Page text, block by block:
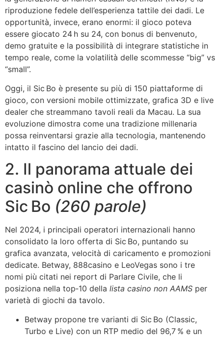
riproduzione fedele dell’esperienza tattile dei dadi. Le
opportunità, invece, erano enormi: il gioco poteva
essere giocato 24 h su 24, con bonus di benvenuto,
demo gratuite e la possibilità di integrare statistiche in
tempo reale, come la volatilità delle scommesse “big” vs
“small”.
Oggi, il Sic Bo è presente su più di 150 piattaforme di
gioco, con versioni mobile ottimizzate, grafica 3D e live
dealer che streammano tavoli reali da Macau. La sua
evoluzione dimostra come una tradizione millenaria
possa reinventarsi grazie alla tecnologia, mantenendo
intatto il fascino del lancio dei dadi.
2. Il panorama attuale dei
casinò online che offrono
Sic Bo (260 parole)
Nel 2024, i principali operatori internazionali hanno
consolidato la loro offerta di Sic Bo, puntando su
grafica avanzata, velocità di caricamento e promozioni
dedicate. Betway, 888casino e LeoVegas sono i tre
nomi più citati nei report di Parlare Civile, che li
posiziona nella top‑10 della lista casino non AAMS per
varietà di giochi da tavolo.
Betway propone tre varianti di Sic Bo (Classic,
Turbo e Live) con un RTP medio del 96,7 % e un